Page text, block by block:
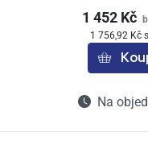
1 452 Kč
1 756,92 Kč
Na